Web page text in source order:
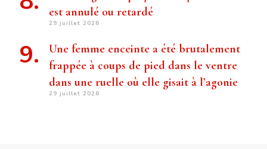
est annulé ou retardé
29 juillet 2026
Une femme enceinte a été brutalement
frappée à coups de pied dans le ventre
dans une ruelle où elle gisait à l’agonie
29 juillet 2026